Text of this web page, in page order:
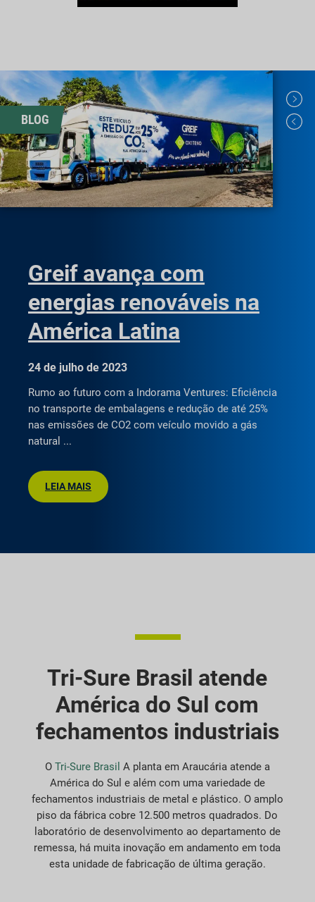
BLOG
Greif avança com
energias renováveis na
América Latina
24 de julho de 2023
Rumo ao futuro com a Indorama Ventures: Eficiência
no transporte de embalagens e redução de até 25%
nas emissões de CO2 com veículo movido a gás
natural
LEIA MAIS
Tri-Sure Brasil atende
América do Sul com
fechamentos industriais
O Tri-Sure Brasil A planta em Araucária atende a
América do Sul e além com uma variedade de
fechamentos industriais de metal e plástico. O amplo
piso da fábrica cobre 12.500 metros quadrados. Do
laboratório de desenvolvimento ao departamento de
remessa, há muita inovação em andamento em toda
esta unidade de fabricação de última geração.